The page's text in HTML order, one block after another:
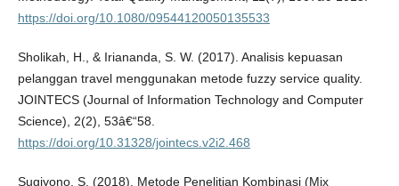
https://doi.org/10.1080/09544120050135533
Sholikah, H., & Iriananda, S. W. (2017). Analisis kepuasan
pelanggan travel menggunakan metode fuzzy service quality.
JOINTECS (Journal of Information Technology and Computer
Science), 2(2), 53â€“58.
https://doi.org/10.31328/jointecs.v2i2.468
Sugiyono, S. (2018). Metode Penelitian Kombinasi (Mix